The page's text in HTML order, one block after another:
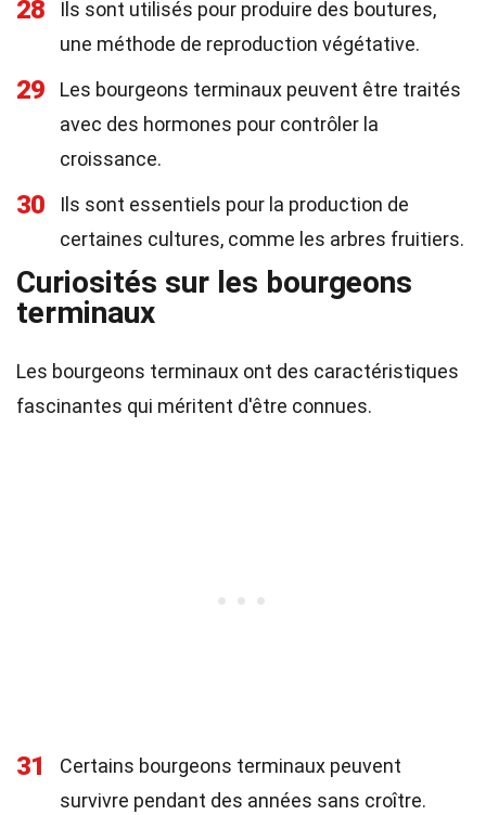
28
Ils sont utilisés pour produire des boutures,
une méthode de reproduction végétative.
29
Les bourgeons terminaux peuvent être traités
avec des hormones pour contrôler la
croissance.
30
Ils sont essentiels pour la production de
certaines cultures, comme les arbres fruitiers.
Curiosités sur les bourgeons
terminaux
Les bourgeons terminaux ont des caractéristiques
fascinantes qui méritent d'être connues.
31
Certains bourgeons terminaux peuvent
survivre pendant des années sans croître.